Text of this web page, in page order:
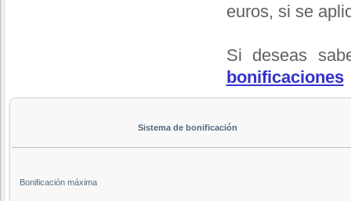
euros, si se
Si deseas
bonificaciones
Sistema de bonificación
Bonificación máxima